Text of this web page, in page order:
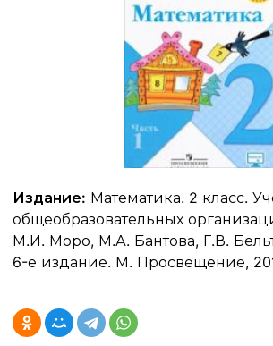
Издание: Математика. 2 класс.
общеобразовательных
М.И. Моро, М.А. Бантова, Г.В.
6-е издание. М. Просвещение,